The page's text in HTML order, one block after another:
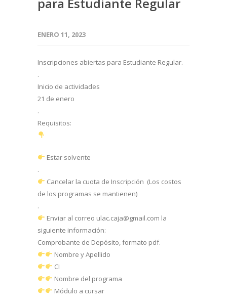
ENERO 11, 2023
Inscripciones abiertas para Estudiante Regular.
.
Inicio de actividades
21 de enero
.
Requisitos:
Estar solvente
.
Cancelar la cuota de Inscripción (Los costos
de los programas se mantienen)
.
Enviar al correo ulac.caja@gmail.com la
siguiente información:
Comprobante de Depósito, formato pdf.
Nombre y Apellido
CI
Nombre del programa
Módulo a cursar